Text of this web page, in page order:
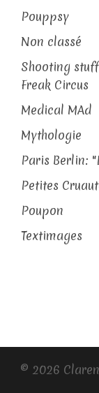
Pouppsy
Non classé
Shooting stuff
Freak Circus
Medical MAd
Mythologie
Paris Berlin:
Petites
Poupon
Textimages
© 2026